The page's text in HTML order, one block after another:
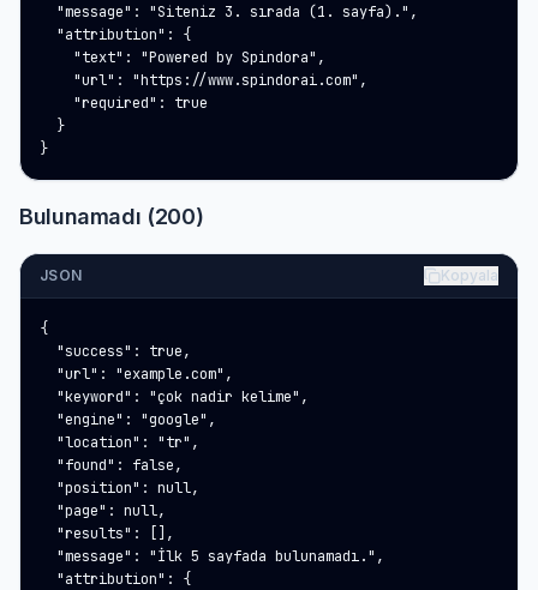
  "message": "Siteniz 3. sırada (1. sayfa).",
  "attribution": {
    "text": "Powered by Spindora",
    "url": "https://www.spindorai.com",
    "required": true
  }
}
Bulunamadı (200)
JSON Kopyala
{
  "success": true,
  "url": "example.com",
  "keyword": "çok nadir kelime",
  "engine": "google",
  "location": "tr",
  "found": false,
  "position": null,
  "page": null,
  "results": [],
  "message": "İlk 5 sayfada bulunamadı.",
  "attribution": {